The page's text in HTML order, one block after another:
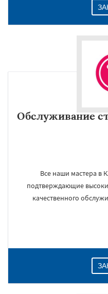
Обслуживание
Все наши мастера в
подтверждающие
качественного